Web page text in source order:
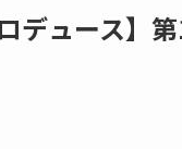
ロデュース】